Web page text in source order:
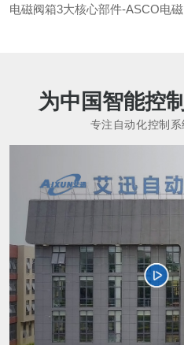
电磁阀箱3大核心部件-ASCO电
为中国智能控
专注自动化控制